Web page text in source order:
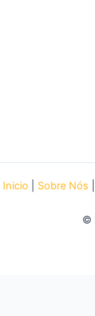
Inicio Sobre Nós
©